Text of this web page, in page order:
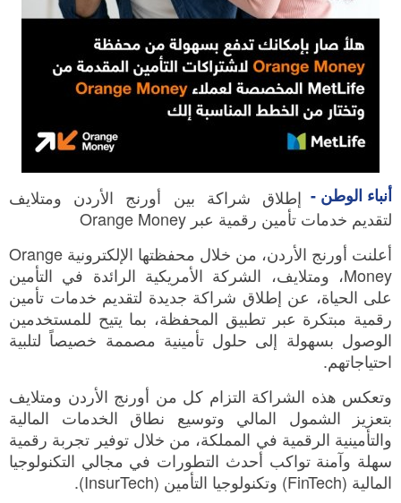
أنباء الوطن - إطلاق شراكة بين أورنج الأردن ومتلايف
لتقديم خدمات تأمين رقمية عبر Orange Money
أعلنت أورنج الأردن، من خلال محفظتها الإلكترونية Orange
Money، ومتلايف، الشركة الأمريكية الرائدة في التأمين
على الحياة، عن إطلاق شراكة جديدة لتقديم خدمات تأمين
رقمية مبتكرة عبر تطبيق المحفظة، بما يتيح للمستخدمين
الوصول بسهولة إلى حلول تأمينية مصممة خصيصاً لتلبية
احتياجاتهم.
وتعكس هذه الشراكة التزام كل من أورنج الأردن ومتلايف
بتعزيز الشمول المالي وتوسيع نطاق الخدمات المالية
والتأمينية الرقمية في المملكة، من خلال توفير تجربة رقمية
سهلة وآمنة تواكب أحدث التطورات في مجالي التكنولوجيا
المالية (FinTech) وتكنولوجيا التأمين (InsurTech).